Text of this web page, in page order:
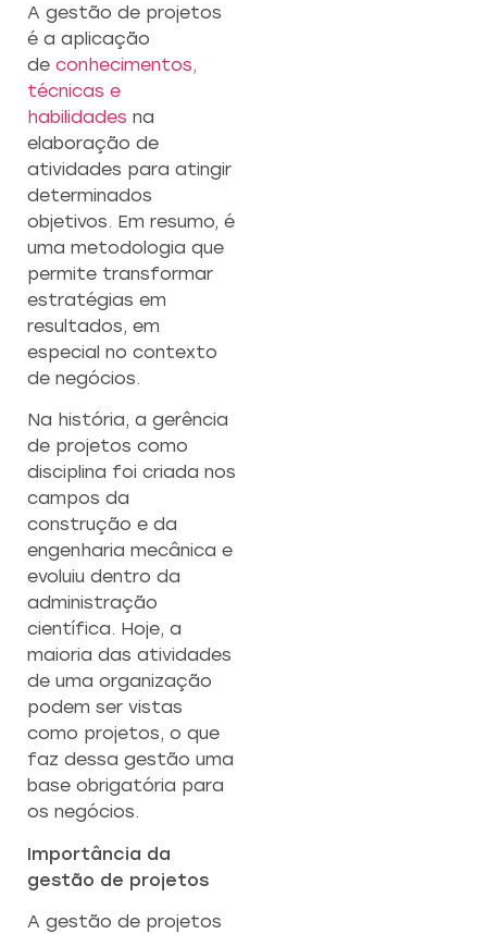
A gestão de projetos
é a aplicação
de conhecimentos,
técnicas e
habilidades na
elaboração de
atividades para atingir
determinados
objetivos. Em resumo, é
uma metodologia que
permite transformar
estratégias em
resultados, em
especial no contexto
de negócios.
Na história, a gerência
de projetos como
disciplina foi criada nos
campos da
construção e da
engenharia mecânica e
evoluiu dentro da
administração
científica. Hoje, a
maioria das atividades
de uma organização
podem ser vistas
como projetos, o que
faz dessa gestão uma
base obrigatória para
os negócios.
Importância da
gestão de projetos
A gestão de projetos